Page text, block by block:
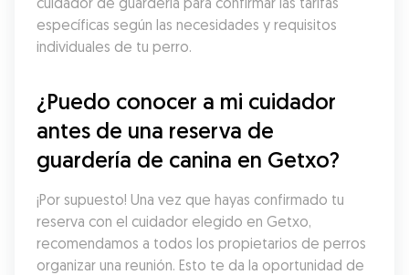
específicas según las necesidades y requisitos
individuales de tu perro.
¿Puedo conocer a mi cuidador
antes de una reserva de
guardería de canina en Getxo?
¡Por supuesto! Una vez que hayas confirmado tu
reserva con el cuidador elegido en Getxo,
recomendamos a todos los propietarios de perros
organizar una reunión. Esto te da la oportunidad de